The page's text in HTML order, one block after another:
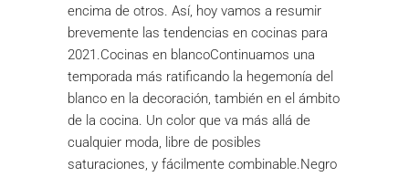
encima de otros. Así, hoy vamos a resumir
brevemente las tendencias en cocinas para
2021.Cocinas en blancoContinuamos una
temporada más ratificando la hegemonía del
blanco en la decoración, también en el ámbito
de la cocina. Un color que va más allá de
cualquier moda, libre de posibles
saturaciones, y fácilmente combinable.Negro